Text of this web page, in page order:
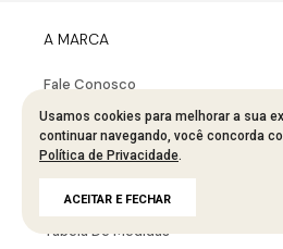
Usamos cookies para melhorar a sua
continuar navegando, você concorda
Política de Privacidade.
ACEITAR E FECHAR
A MARCA
Fale Conosco
Sobre A Bana Bana
Política De Segurança
Política De Entrega
Tabela De Medidas